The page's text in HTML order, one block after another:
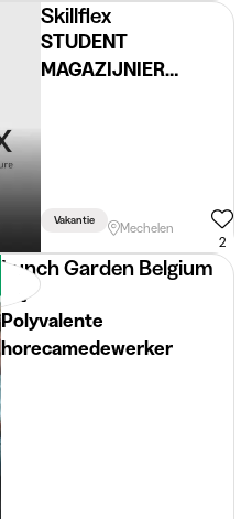
Skillflex
STUDENT
MAGAZIJNIER
Vakantie
Mechelen
2
Lunch Garden Belgium
NV
Polyvalente
horecamedewerker